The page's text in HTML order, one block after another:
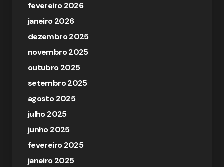
fevereiro 2026
janeiro 2026
dezembro 2025
novembro 2025
outubro 2025
setembro 2025
agosto 2025
julho 2025
junho 2025
fevereiro 2025
janeiro 2025